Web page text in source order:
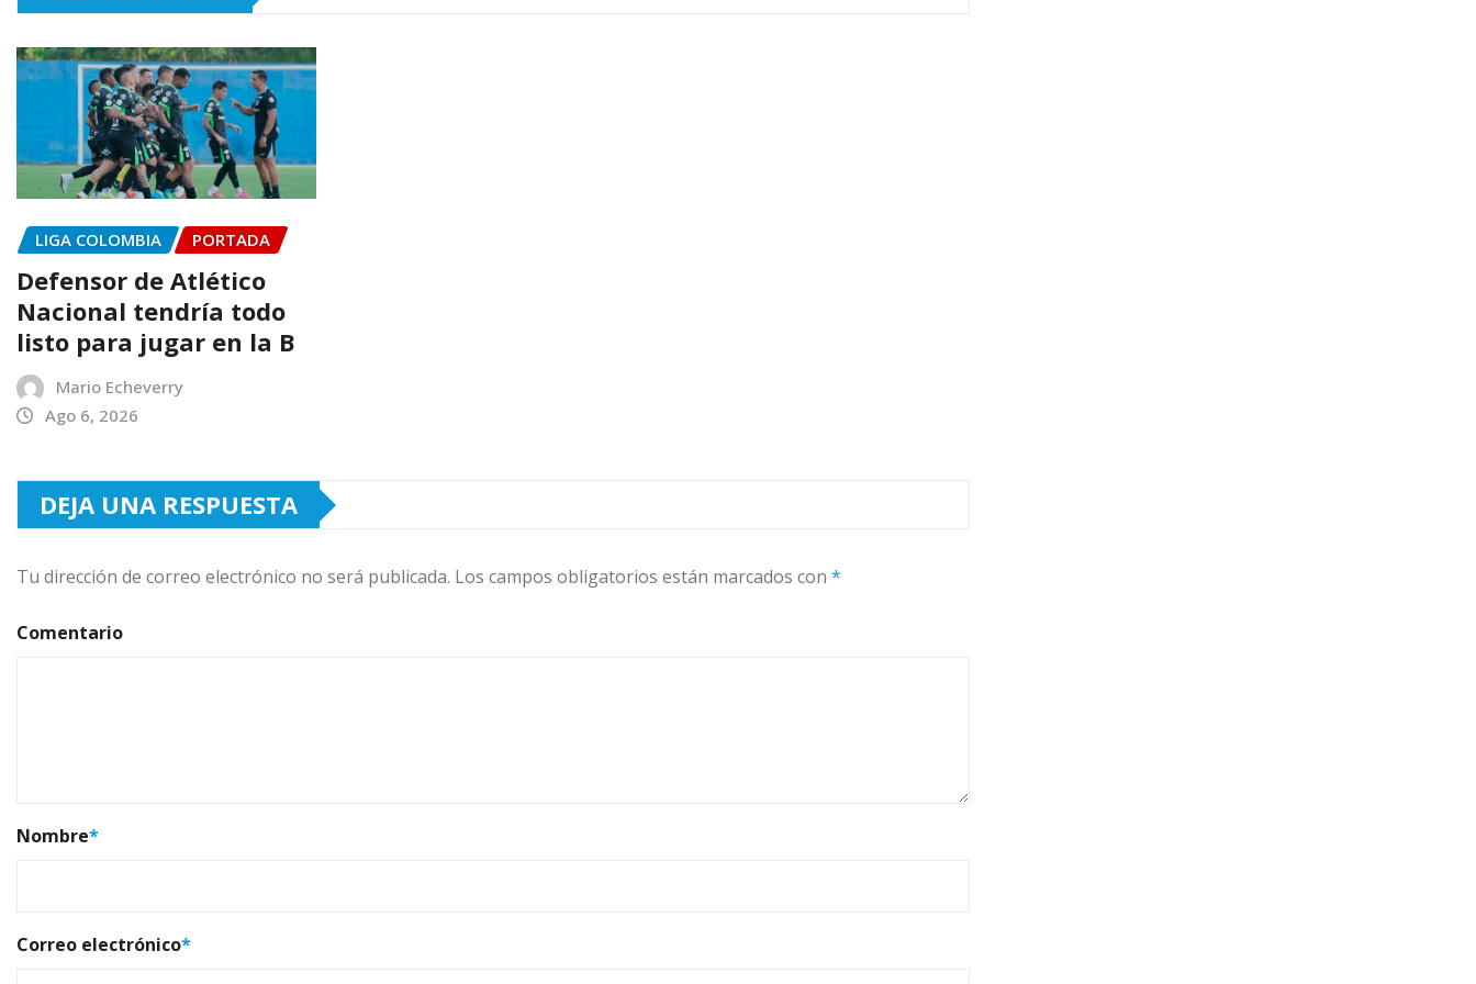
LIGA COLOMBIA PORTADA
Defensor de Atlético
Nacional tendría todo
listo para jugar en la B
Mario Echeverry
Ago 6, 2026
DEJA UNA RESPUESTA
Tu dirección de correo electrónico no será publicada. Los campos obligatorios están marcados con *
Comentario
Nombre*
Correo electrónico*